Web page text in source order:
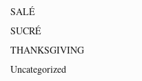
SALÉ
SUCRÉ
THANKSGIVING
Uncategorized